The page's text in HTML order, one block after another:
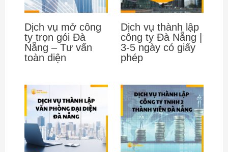
Dịch vụ mở công
ty trọn gói Đà
Nẵng – Tư vấn
toàn diện
Dịch vụ thành lập
công ty Đà Nẵng |
3-5 ngày có giấy
phép